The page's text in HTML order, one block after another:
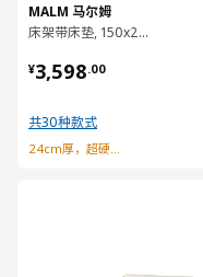
MALM 马尔姆
床架带床垫, 150x200 厘米
¥3,598.00
¥ 3598.00
共30种款式
24cm厚，超硬型弹簧床垫